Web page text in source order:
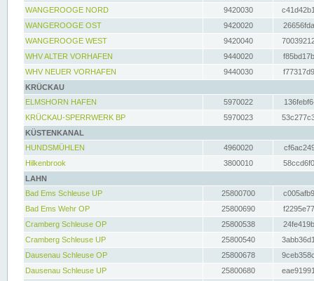
WANGEROOGE NORD
9420030
WANGEROOGE OST
9420020
WANGEROOGE WEST
9420040
WHV ALTER VORHAFEN
9440020
WHV NEUER VORHAFEN
9440030
KRÜCKAU
ELMSHORN HAFEN
5970022
KRÜCKAU-SPERRWERK BP
5970023
KÜSTENKANAL
HUNDSMÜHLEN
4960020
Hilkenbrook
3800010
LAHN
Bad Ems Schleuse UP
25800700
Bad Ems Wehr OP
25800690
Cramberg Schleuse OP
25800538
Cramberg Schleuse UP
25800540
Dausenau Schleuse OP
25800678
Dausenau Schleuse UP
25800680